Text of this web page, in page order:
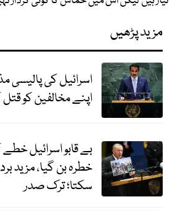
مزید پڑھیں
اسرائیل کی پالیسی
اپنے مخالفین کو قتل
بے قابو اسرائیل
خطرہ بن گیا، مزید
سکتا؛ ترک صدر